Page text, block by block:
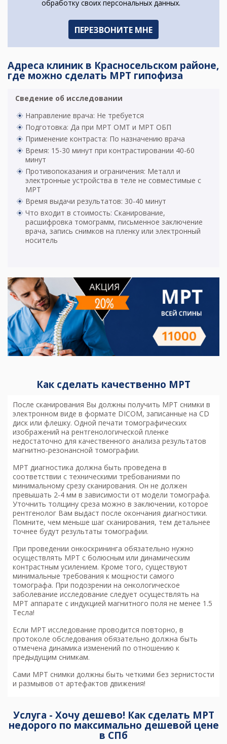
обработку своих персональных данных.
Адреса клиник в Красносельском районе,
где можно сделать МРТ гипофиза
Сведение об исследовании
Направление врача: Не требуется
Подготовка: Да при МРТ ОМТ и МРТ ОБП
Применение контраста: По назначению врача
Время: 15-30 минут при контрастировании 40-60
минут
Противопоказания и ограничения: Металл и
электронные устройства в теле не совместимые с
МРТ
Время выдачи результатов: 30-40 минут
Что входит в стоимость: Сканирование,
расшифровка томограмм, письменное заключение
врача, запись снимков на пленку или электронный
носитель
Как сделать качественно МРТ
После сканирования Вы должны получить МРТ снимки в
электронном виде в формате DICOM, записанные на CD
диск или флешку. Одной печати томографических
изображений на рентгенологической пленке
недостаточно для качественного анализа результатов
магнитно-резонансной томографии.
МРТ диагностика должна быть проведена в
соответствии с техническими требованиями по
минимальному срезу сканирования. Он не должен
превышать 2-4 мм в зависимости от модели томографа.
Уточнить толщину среза можно в заключении, которое
рентгенолог Вам выдаст после окончания диагностики.
Помните, чем меньше шаг сканирования, тем детальнее
точнее будут результаты томографии.
При проведении онкоскрининга обязательно нужно
осуществлять МРТ с болюсным или динамическим
контрастным усилением. Кроме того, существуют
минимальные требования к мощности самого
томографа. При подозрении на онкологическое
заболевание исследование следует осуществлять на
МРТ аппарате с индукцией магнитного поля не менее 1.5
Тесла!
Если МРТ исследование проводится повторно, в
протоколе обследования обязательно должна быть
отмечена динамика изменений по отношению к
предыдущим снимкам.
Сами МРТ снимки должны быть четкими без зернистости
и размывов от артефактов движения!
Услуга - Хочу дешево! Как сделать МРТ
недорого по максимально дешевой цене
в СПб